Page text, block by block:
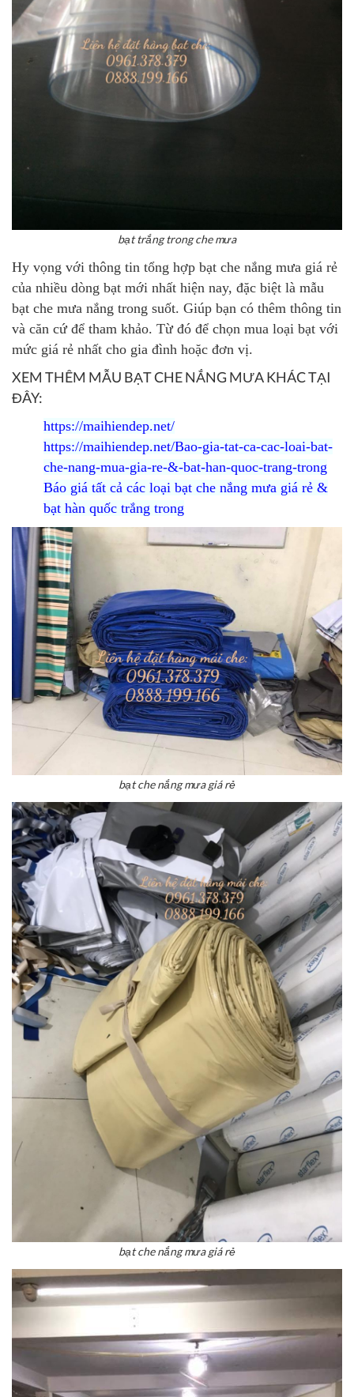
bạt trắng trong che mưa
Hy vọng với thông tin tổng hợp bạt che nắng mưa giá rẻ
của nhiều dòng bạt mới nhất hiện nay, đặc biệt là mẫu
bạt che mưa nắng trong suốt. Giúp bạn có thêm thông tin
và căn cứ để tham khảo. Từ đó để chọn mua loại bạt với
mức giá rẻ nhất cho gia đình hoặc đơn vị.
XEM THÊM MẪU BẠT CHE NẮNG MƯAKHÁC TẠI
ĐÂY:
https://maihiendep.net/
https://maihiendep.net/Bao-gia-tat-ca-cac-loai-bat-
che-nang-mua-gia-re-&-bat-han-quoc-trang-trong
Báo giá tất cả các loại bạt che nắng mưa giá rẻ &
bạt hàn quốc trắng trong
bạt che nắng mưa giá rẻ
bạt che nắng mưa giá rẻ